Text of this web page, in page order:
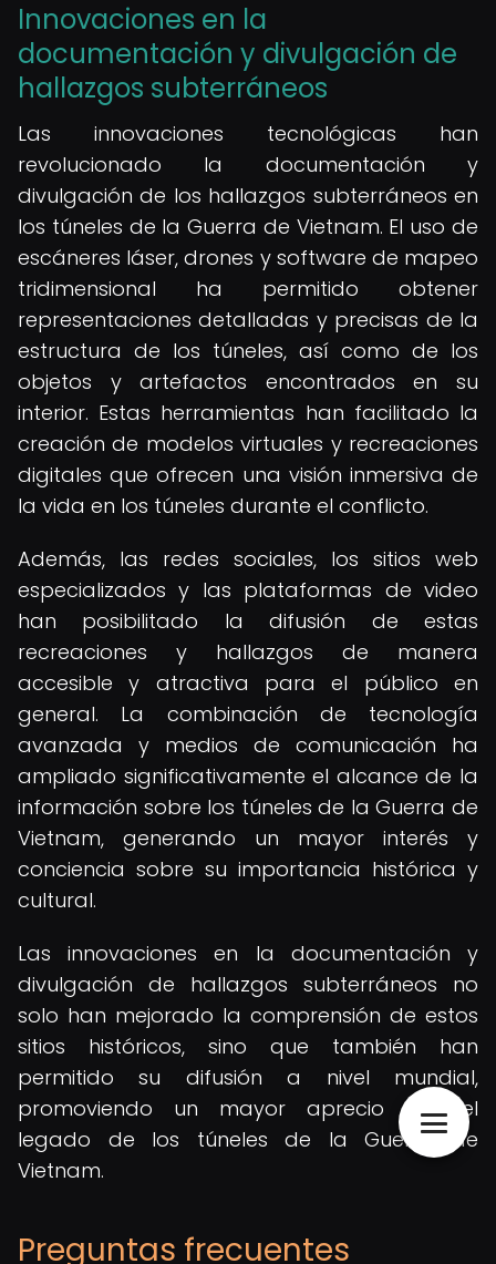
Innovaciones en la
documentación y divulgación de
hallazgos subterráneos
Las innovaciones tecnológicas han
revolucionado la documentación y
divulgación de los hallazgos subterráneos en
los túneles de la Guerra de Vietnam. El uso de
escáneres láser, drones y software de mapeo
tridimensional ha permitido obtener
representaciones detalladas y precisas de la
estructura de los túneles, así como de los
objetos y artefactos encontrados en su
interior. Estas herramientas han facilitado la
creación de modelos virtuales y recreaciones
digitales que ofrecen una visión inmersiva de
la vida en los túneles durante el conflicto.
Además, las redes sociales, los sitios web
especializados y las plataformas de video
han posibilitado la difusión de estas
recreaciones y hallazgos de manera
accesible y atractiva para el público en
general. La combinación de tecnología
avanzada y medios de comunicación ha
ampliado significativamente el alcance de la
información sobre los túneles de la Guerra de
Vietnam, generando un mayor interés y
conciencia sobre su importancia histórica y
cultural.
Las innovaciones en la documentación y
divulgación de hallazgos subterráneos no
solo han mejorado la comprensión de estos
sitios históricos, sino que también han
permitido su difusión a nivel mundial,
promoviendo un mayor aprecio por el
legado de los túneles de la Guerra de
Vietnam.
Preguntas frecuentes